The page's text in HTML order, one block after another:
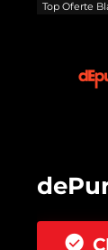
Top Oferte